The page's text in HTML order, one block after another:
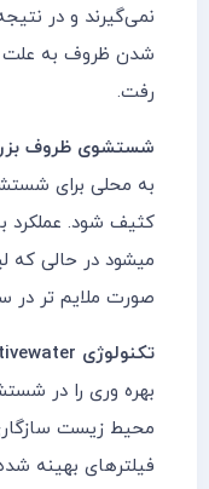
نمی‌گیرند و در
شدن ظروف به علت
رفت.
شستشوی ظروف
به محلی برای
کثیف شود. عملکرد
میشود در حالی که
صورت ملایم تر در
تکنولوژی activewater :
بهره وری را در
محیط زیست سازگاری
فیلترهای بهینه